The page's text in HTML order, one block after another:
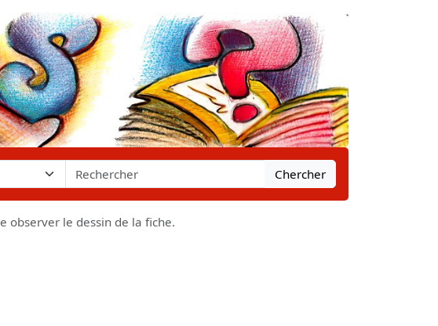
Chercher
observer le dessin de la fiche.